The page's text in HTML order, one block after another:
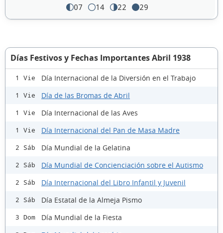
07 14 22 29
Días Festivos y Fechas Importantes Abril 1938
1 Vie Día Internacional de la Diversión en el Trabajo
1 Vie Día de las Bromas de Abril
1 Vie Día Internacional de las Aves
1 Vie Día Internacional del Pan de Masa Madre
2 Sáb Día Mundial de la Gelatina
2 Sáb Día Mundial de Concienciación sobre el Autismo
2 Sáb Día Internacional del Libro Infantil y Juvenil
2 Sáb Día Estatal de la Almeja Pismo
3 Dom Día Mundial de la Fiesta